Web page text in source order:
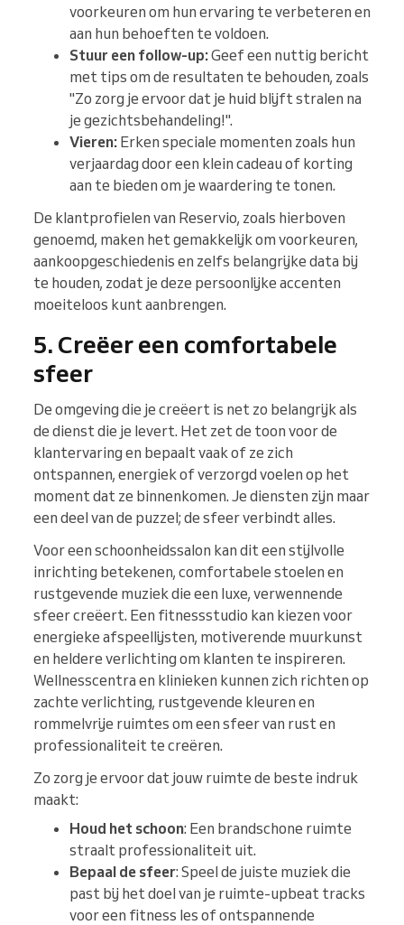
voorkeuren om hun ervaring te verbeteren en
aan hun behoeften te voldoen.
Stuur een follow-up:Geef een nuttig bericht
met tips om de resultaten te behouden, zoals
"Zo zorg je ervoor dat je huid blijft stralen na
je gezichtsbehandeling!".
Vieren: Erken speciale momenten zoals hun
verjaardag door een klein cadeau of korting
aan te bieden om je waardering te tonen.
De klantprofielen van Reservio, zoals hierboven
genoemd, maken het gemakkelijk om voorkeuren,
aankoopgeschiedenis en zelfs belangrijke data bij
te houden, zodat je deze persoonlijke accenten
moeiteloos kunt aanbrengen.
5. Creëer een comfortabele
sfeer
De omgeving die je creëert is net zo belangrijk als
de dienst die je levert. Het zet de toon voor de
klantervaring en bepaalt vaak of ze zich
ontspannen, energiek of verzorgd voelen op het
moment dat ze binnenkomen. Je diensten zijn maar
een deel van de puzzel; de sfeer verbindt alles.
Voor een schoonheidssalon kan dit een stijlvolle
inrichting betekenen, comfortabele stoelen en
rustgevende muziek die een luxe, verwennende
sfeer creëert. Een fitnessstudio kan kiezen voor
energieke afspeellijsten, motiverende muurkunst
en heldere verlichting om klanten te inspireren.
Wellnesscentra en klinieken kunnen zich richten op
zachte verlichting, rustgevende kleuren en
rommelvrije ruimtes om een sfeer van rust en
professionaliteit te creëren.
Zo zorg je ervoor dat jouw ruimte de beste indruk
maakt:
Houd het schoon: Een brandschone ruimte
straalt professionaliteit uit.
Bepaal de sfeer: Speel de juiste muziek die
past bij het doel van je ruimte-upbeat tracks
voor een fitness les of ontspannende